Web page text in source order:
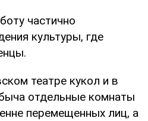
частично
культуры, где
театре кукол и в
отдельные комнаты
перемещенных лиц, а